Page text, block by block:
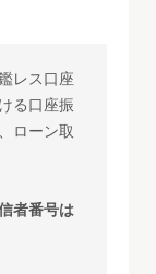
レス口座
る口座振
ローン取
者番号は